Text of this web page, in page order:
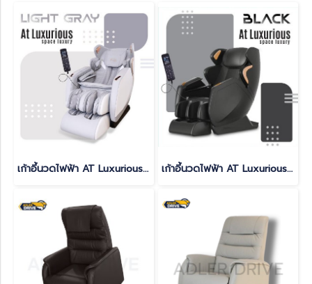
เก้าอี้นวดไฟฟ้า AT Luxurious สี LIGHT GRAY เก้าอี้นวดไฟฟ้า AT Luxurious สี BLACK